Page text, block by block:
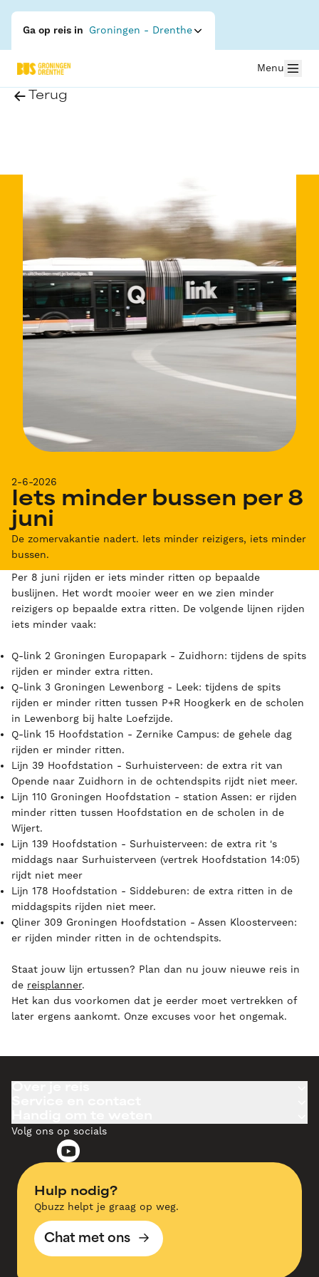
Ga op reis in Groningen - Drenthe
Menu
Terug
2-6-2026
Iets minder bussen per 8
juni
De zomervakantie nadert. Iets minder reizigers, iets minder
bussen.
Per 8 juni rijden er iets minder ritten op bepaalde
buslijnen. Het wordt mooier weer en we zien minder
reizigers op bepaalde extra ritten. De volgende lijnen rijden
iets minder vaak:
Q-link 2 Groningen Europapark - Zuidhorn: tijdens de spits
rijden er minder extra ritten.
Q-link 3 Groningen Lewenborg - Leek: tijdens de spits
rijden er minder ritten tussen P+R Hoogkerk en de scholen
in Lewenborg bij halte Loefzijde.
Q-link 15 Hoofdstation - Zernike Campus: de gehele dag
rijden er minder ritten.
Lijn 39 Hoofdstation - Surhuisterveen: de extra rit van
Opende naar Zuidhorn in de ochtendspits rijdt niet meer.
Lijn 110 Groningen Hoofdstation - station Assen: er rijden
minder ritten tussen Hoofdstation en de scholen in de
Wijert.
Lijn 139 Hoofdstation - Surhuisterveen: de extra rit 's
middags naar Surhuisterveen (vertrek Hoofdstation 14:05)
rijdt niet meer
Lijn 178 Hoofdstation - Siddeburen: de extra ritten in de
middagspits rijden niet meer.
Qliner 309 Groningen Hoofdstation - Assen Kloosterveen:
er rijden minder ritten in de ochtendspits.
Staat jouw lijn ertussen? Plan dan nu jouw nieuwe reis in
de reisplanner.
Het kan dus voorkomen dat je eerder moet vertrekken of
later ergens aankomt. Onze excuses voor het ongemak.
Volg ons op socials
Hulp nodig?
Qbuzz helpt je graag op weg.
Chat met ons